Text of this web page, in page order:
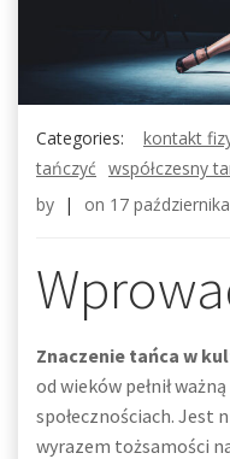
Categories: kontakt
tańczyć współczesny
by | on 17
Znaczenie tańca w
od wieków pełnił
społecznościach. Jest
wyrazem tożsamości